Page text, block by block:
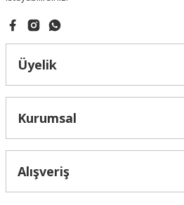
Üyelik
Kurumsal
Alışveriş